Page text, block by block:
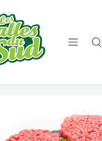
Boucherie